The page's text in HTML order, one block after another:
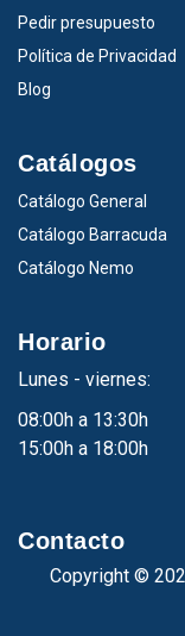
Pedir presupuesto
Política de Privacidad
Blog
Catálogos
Catálogo General
Catálogo Barracuda
Catálogo Nemo
Horario
Lunes - viernes:
08:00h a 13:30h
15:00h a 18:00h
Contacto
Copyright ©